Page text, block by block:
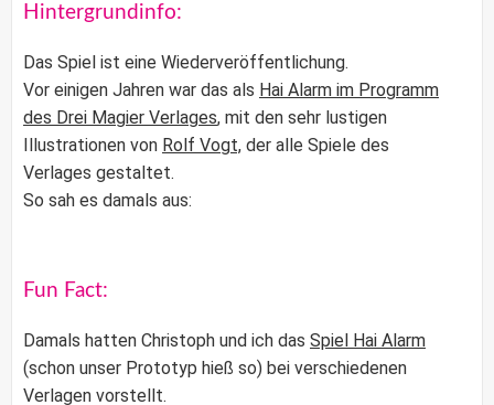
Hintergrundinfo:
Das Spiel ist eine Wiederveröffentlichung.
Vor einigen Jahren war das als Hai Alarm im Programm
des Drei Magier Verlages, mit den sehr lustigen
Illustrationen von Rolf Vogt, der alle Spiele des
Verlages gestaltet.
So sah es damals aus:
Fun Fact:
Damals hatten Christoph und ich das Spiel Hai Alarm
(schon unser Prototyp hieß so) bei verschiedenen
Verlagen vorstellt.